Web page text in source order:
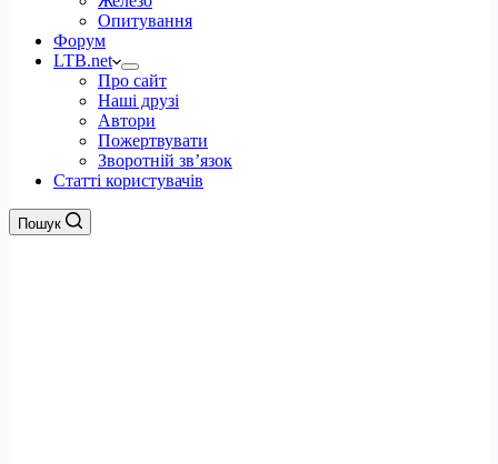
Опитування
Форум
LTB.net
Про сайт
Наші друзі
Автори
Пожертвувати
Зворотній зв’язок
Статті користувачів
Пошук